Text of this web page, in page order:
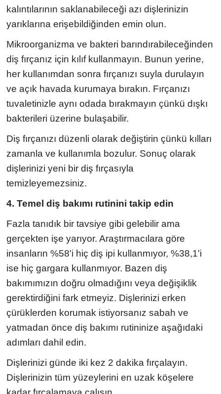
kalıntılarının saklanabileceği azı dişlerinizin
yarıklarına erişebildiğinden emin olun.
Mikroorganizma ve bakteri barındırabileceğinden
diş fırçanız için kılıf kullanmayın. Bunun yerine,
her kullanımdan sonra fırçanızı suyla durulayın
ve açık havada kurumaya bırakın. Fırçanızı
tuvaletinizle aynı odada bırakmayın çünkü dışkı
bakterileri üzerine bulaşabilir.
Diş fırçanızı düzenli olarak değiştirin çünkü kılları
zamanla ve kullanımla bozulur. Sonuç olarak
dişlerinizi yeni bir diş fırçasıyla
temizleyemezsiniz.
4. Temel diş bakımı rutinini takip edin
Fazla tanıdık bir tavsiye gibi gelebilir ama
gerçekten işe yarıyor. Araştırmacılara göre
insanların %58'i hiç diş ipi kullanmıyor, %38,1'i
ise hiç gargara kullanmıyor. Bazen diş
bakımımızın doğru olmadığını veya değişiklik
gerektirdiğini fark etmeyiz. Dişlerinizi erken
çürüklerden korumak istiyorsanız sabah ve
yatmadan önce diş bakımı rutininize aşağıdaki
adımları dahil edin.
Dişlerinizi günde iki kez 2 dakika fırçalayın.
Dişlerinizin tüm yüzeylerini en uzak köşelere